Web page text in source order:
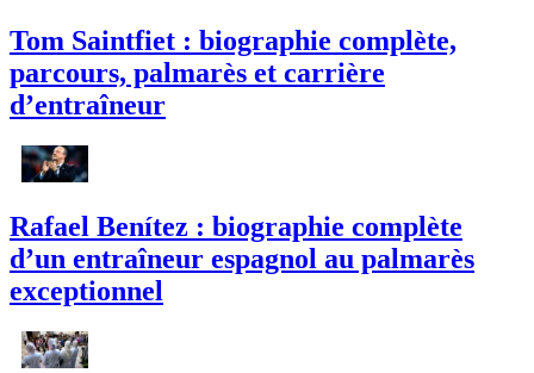
Tom Saintfiet : biographie complète,
parcours, palmarès et carrière
d’entraîneur
Rafael Benítez : biographie complète
d’un entraîneur espagnol au palmarès
exceptionnel